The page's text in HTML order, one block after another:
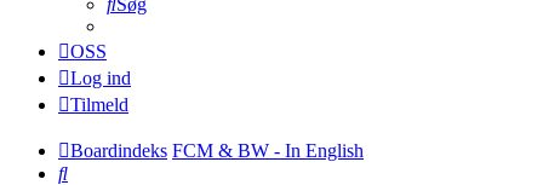
Søg
OSS
Log ind
Tilmeld
Boardindeks FCM & BW - In English
Søg